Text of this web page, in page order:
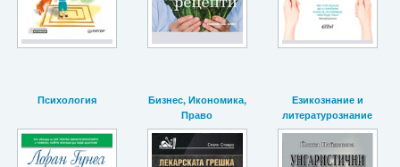
Психология
Бизнес, Икономика,
Право
Езикознание и
литературознание